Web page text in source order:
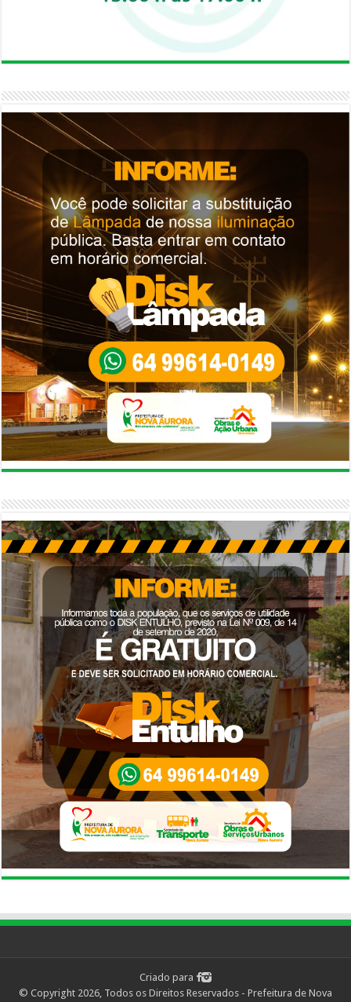
Criado para
© Copyright 2026, Todos os Direitos Reservados - Prefeitura de Nova